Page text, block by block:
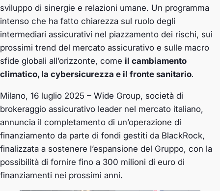
sviluppo di sinergie e relazioni umane. Un programma
intenso che ha fatto chiarezza sul ruolo degli
intermediari assicurativi nel piazzamento dei rischi, sui
prossimi trend del mercato assicurativo e sulle macro
sfide globali all’orizzonte, come il cambiamento
climatico, la cybersicurezza e il fronte sanitario.
Milano, 16 luglio 2025 – Wide Group, società di
brokeraggio assicurativo leader nel mercato italiano,
annuncia il completamento di un’operazione di
finanziamento da parte di fondi gestiti da BlackRock,
finalizzata a sostenere l’espansione del Gruppo, con la
possibilità di fornire fino a 300 milioni di euro di
finanziamenti nei prossimi anni.